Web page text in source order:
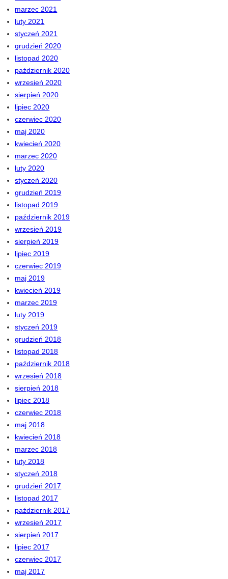
marzec 2021
luty 2021
styczeń 2021
grudzień 2020
listopad 2020
październik 2020
wrzesień 2020
sierpień 2020
lipiec 2020
czerwiec 2020
maj 2020
kwiecień 2020
marzec 2020
luty 2020
styczeń 2020
grudzień 2019
listopad 2019
październik 2019
wrzesień 2019
sierpień 2019
lipiec 2019
czerwiec 2019
maj 2019
kwiecień 2019
marzec 2019
luty 2019
styczeń 2019
grudzień 2018
listopad 2018
październik 2018
wrzesień 2018
sierpień 2018
lipiec 2018
czerwiec 2018
maj 2018
kwiecień 2018
marzec 2018
luty 2018
styczeń 2018
grudzień 2017
listopad 2017
październik 2017
wrzesień 2017
sierpień 2017
lipiec 2017
czerwiec 2017
maj 2017